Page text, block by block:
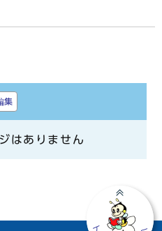
集
はありません